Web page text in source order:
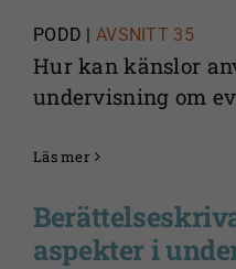
PODD | AVSNITT 35
Hur kan känslor
undervisning om
Läs mer
aspekter i